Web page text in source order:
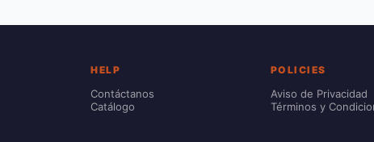
HELP
Contáctanos
Catálogo
POLICIES
Aviso de Privacidad
Términos y